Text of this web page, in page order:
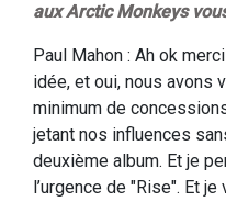
aux Arctic Monkeys
Paul Mahon : Ah ok
idée, et oui, nous avons
minimum de
jetant nos influences
deuxième album. Et je
l’urgence de "Rise". Et